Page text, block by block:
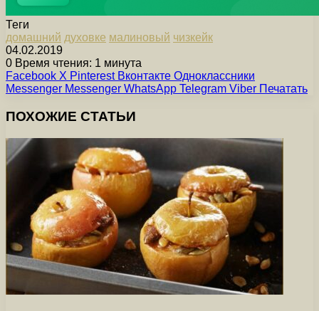
Теги
домашний духовке малиновый чизкейк
04.02.2019
0 Время чтения: 1 минута
Facebook X Pinterest Вконтакте Одноклассники
Messenger Messenger WhatsApp Telegram Viber Печатать
ПОХОЖИЕ СТАТЬИ